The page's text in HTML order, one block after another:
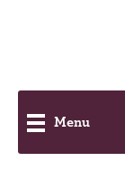
Menu